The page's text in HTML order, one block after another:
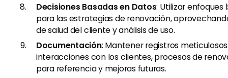
Decisiones Basadas en Datos: Utilizar
para las estrategias de renovación,
de salud del cliente y análisis de uso.
Documentación: Mantener registros
interacciones con los clientes, procesos de
para referencia y mejoras futuras.